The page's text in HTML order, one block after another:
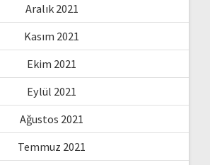
Aralık 2021
Kasım 2021
Ekim 2021
Eylül 2021
Ağustos 2021
Temmuz 2021